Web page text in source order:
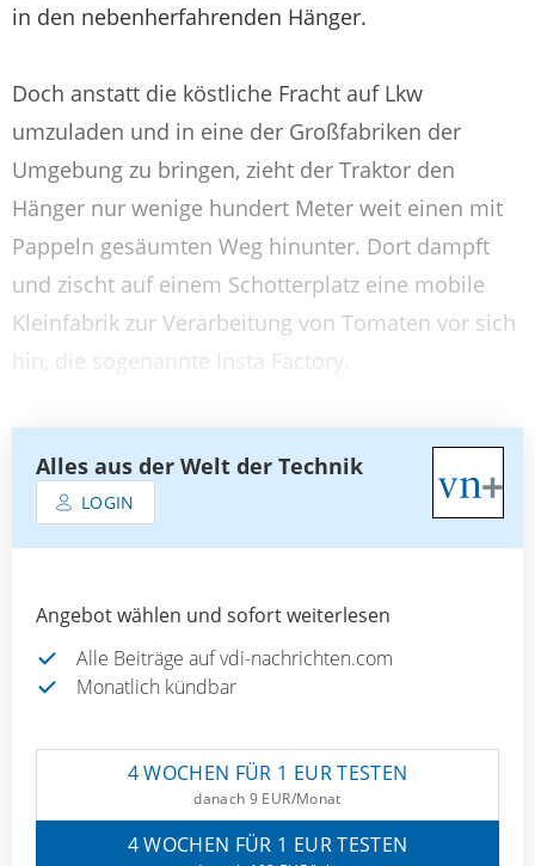
in den nebenherfahrenden Hänger.
Doch anstatt die köstliche Fracht auf Lkw
umzuladen und in eine der Großfabriken der
Umgebung zu bringen, zieht der Traktor den
Hänger nur wenige hundert Meter weit einen mit
Pappeln gesäumten Weg hinunter. Dort dampft
und zischt auf einem Schotterplatz eine mobile
Kleinfabrik zur Verarbeitung von Tomaten vor sich
hin, die sogenannte Insta Factory.
Alles aus der Welt der Technik
LOGIN
Angebot wählen und sofort weiterlesen
Alle Beiträge auf vdi-nachrichten.com
Monatlich kündbar
4 WOCHEN FÜR 1 EUR TESTEN
danach 9 EUR/Monat
4 WOCHEN FÜR 1 EUR TESTEN